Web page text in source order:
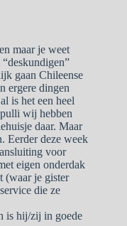
maar je weet
gaan Chileense
ergere dingen
is het een heel
wij hebben
daar. Maar
Eerder deze week
voor
eigen onderdak
(waar je gister
die ze
is hij/zij in goede